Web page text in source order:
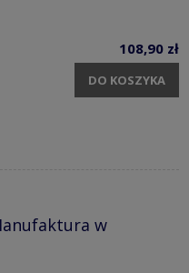
108,90 zł
DO KOSZYKA
w